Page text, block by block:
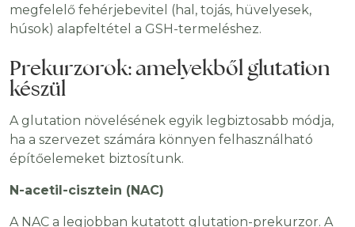
megfelelő fehérjebevitel (hal, tojás, hüvelyesek,
húsok) alapfeltétel a GSH-termeléshez.
Prekurzorok: amelyekből glutation
készül
A glutation növelésének egyik legbiztosabb módja,
ha a szervezet számára könnyen felhasználható
építőelemeket biztosítunk.
N-acetil-cisztein (NAC)
A NAC a legjobban kutatott glutation-prekurzor. A